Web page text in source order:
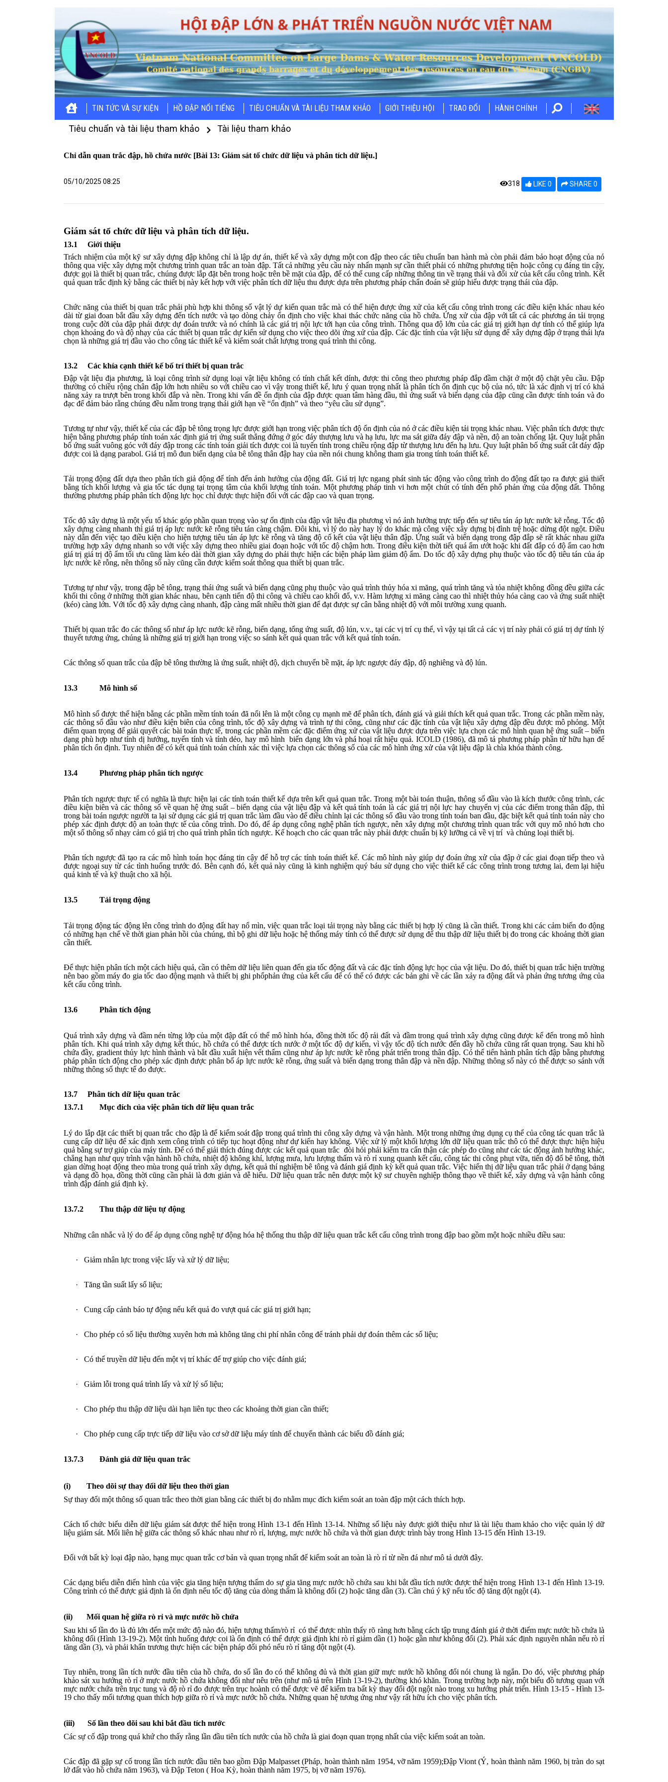
TIN TỨC VÀ SỰ KIỆN HỒ ĐẬP NỔI TIẾNG TIÊU CHUẨN VÀ TÀI LIỆU THAM KHẢO GIỚI THIỆU HỘI TRAO ĐỔI HÀNH CHÍNH
Tiêu chuẩn và tài liệu tham khảo Tài liệu tham khảo
Chỉ dẫn quan trắc đập, hồ chứa nước [Bài 13: Giám sát tổ chức dữ liệu và phân tích dữ liệu.]
05/10/2025 08:25 318 LIKE 0 SHARE 0
Giám sát tổ chức dữ liệu và phân tích dữ liệu.
13.1
Giới thiệu
Trách nhiệm của một kỹ sư xây dựng đập không chỉ là lập dự án, thiết kế và xây dựng một con đập theo các tiêu chuẩn ban hành mà còn phải đảm bảo hoạt động của nó
thông qua việc xây dựng một chương trình quan trắc an toàn đập. Tất cả những yêu cầu này nhấn mạnh sự cần thiết phải có những phương tiện hoặc công cụ đáng tin cậy,
được gọi là thiết bị quan trắc, chúng được lắp đặt bên trong hoặc trên bề mặt của đập, để có thể cung cấp những thông tin về trạng thái và đối xử của kết cấu công trình. Kết
quả quan trắc định kỳ bằng các thiết bị này kết hợp với việc phân tích dữ liệu thu được dựa trên phương pháp chẩn đoán sẽ giúp hiểu được trạng thái của đập.
Chức năng của thiết bị quan trắc phải phù hợp khi thông số vật lý dự kiến quan trắc mà có thể hiện được ứng xử của kết cấu công trình trong các điều kiện khác nhau kéo
dài từ giai đoan bắt đầu xây dựng đến tích nước và tạo dòng chảy ổn định cho việc khai thác chức năng của hồ chứa. Ứng xử của đập với tất cả các phương án tải trọng
trong cuộc đời của đập phải được dự đoán trước và nó chính là các giá trị nội lực tới hạn của công trình. Thông qua độ lớn của các giá trị giới hạn dự tính có thể giúp lựa
chọn khoảng đo và độ nhạy của các thiết bị quan trắc dự kiến sử dụng cho việc theo dõi ứng xử của đập. Các đặc tính của vật liệu sử dụng để xây dựng đập ở trạng thái lựa
chọn là những giá trị đầu vào cho công tác thiết kế và kiểm soát chất lượng trong quá trình thi công.
13.2
Các khía cạnh thiết kế bố trí thiết bị quan trắc
Đập vật liệu địa phương, là loại công trình sử dụng loại vật liệu không có tính chất kết dính, được thi công theo phương pháp đắp đầm chặt ở một độ chặt yêu cầu. Đập
thường có chiều rộng chân đập lớn hơn nhiều so với chiều cao vì vậy trong thiết kế, lưu ý quan trọng nhất là phân tích ổn định cục bộ của nó, tức là xác định vị trí có khả
năng xảy ra trượt bên trong khối đắp và nền. Trong khi vấn đề ổn định của đập được quan tâm hàng đầu, thì ứng suất và biến dạng của đập cũng cần được tính toán và đo
đạc để đảm bảo rằng chúng đều nằm trong trạng thái giới hạn về “ổn định” và theo “yêu cầu sử dụng”.
Tương tự như vậy, thiết kế của các đập bê tông trọng lực được giới hạn trong việc phân tích độ ổn định của nó ở các điều kiện tải trọng khác nhau. Việc phân tích được thực
hiện bằng phương pháp tính toán xác định giá trị ứng suất thẳng đứng ở góc đáy thượng lưu và hạ lưu, lực ma sát giữa đáy đập và nền, độ an toàn chống lật. Quy luật phân
bố ứng suất vuông góc với đáy đập trong các tính toán giải tích được coi là tuyến tính trong chiều rộng đập từ thượng lưu đến hạ lưu. Quy luật phân bố ứng suất cắt đáy đập
được coi là dạng parabol. Giá trị mô đun biến dạng của bê tông thân đập hay của nền nói chung không tham gia trong tính toán thiết kế.
Tải trọng động đất dựa theo phân tích giả động để tính đến ảnh hưởng của động đất. Giá trị lực ngang phát sinh tác động vào công trình do động đất tạo ra được giả thiết
bằng tích khối lượng và gia tốc tác dụng tại trọng tâm của khối lượng tính toán. Một phương pháp tinh vi hơn một chút có tính đến phổ phản ứng của động đất. Thông
thường phương pháp phân tích động lực học chỉ được thực hiện đối với các đập cao và quan trọng.
Tốc độ xây dựng là một yếu tố khác góp phần quan trọng vào sự ổn định của đập vật liệu địa phương vì nó ảnh hưởng trực tiếp đến sự tiêu tán áp lực nước kẽ rỗng. Tốc độ
xây dựng càng nhanh thì giá trị áp lực nước kẽ rỗng tiêu tán càng chậm. Đôi khi, vì lý do này hay lý do khác mà công việc xây dựng bị đình trệ hoặc dừng đột ngột. Điều
này dẫn đến việc tạo điều kiện cho hiện tượng tiêu tán áp lực kẽ rỗng và tăng độ cố kết của vật liệu thân đập. Ứng suất và biến dạng trong đập đắp sẽ rất khác nhau giữa
trường hợpxây dựng nhanh so với việc xây dựng theo nhiều giai đoạn hoặc với tốc độ chậm hơn. Trong điều kiện thời tiết quá ẩm ướt hoặc khi đất đắp có độ ẩm cao hơn
giá trị giá trị độ ẩm tối ưu cũng làm kéo dài thời gian xây dựng do phải thực hiện các biện pháp làm giảm độ ẩm. Do tốc độ xây dựng phụ thuộc vào tốc độ tiêu tán của áp
lực nước kẽ rỗng, nên thông số này cũng cần được kiểm soát thông qua thiết bị quan trắc.
Tương tự như vậy, trong đập bê tông, trạng thái ứng suất và biến dạng cũng phụ thuộc vào quả trình thủy hóa xi măng, quá trình tăng và tỏa nhiệt không đồng đều giữa các
khối thi công ở những thời gian khác nhau, bên cạnh tiến độ thi công và chiều cao khối đổ, v.v. Hàm lượng xi măng càng cao thì nhiệt thủy hóa càng cao và ứng suất nhiệt
(kéo) càng lớn. Với tốc độ xây dựng càng nhanh, đập càng mất nhiều thời gian để đạt được sự cân bằng nhiệt độ với môi trường xung quanh.
Thiết bị quan trắc đo các thông số như áp lực nước kẽ rỗng, biến dạng, tổng ứng suất, độ lún, v.v., tại các vị trí cụ thể, vì vậy tại tất cả các vị trí này phải có giá trị dự tính lý
thuyết tương ứng, chúng là những giá trị giới hạn trong việc so sánh kết quả quan trắc với kết quả tính toán.
Các thông số quan trắc của đập bê tông thường là ứng suất, nhiệt độ, dịch chuyển bề mặt, áp lực ngược đáy đập, độ nghiêng và độ lún.
13.3 Mô hình số
Mô hình số được thể hiện bằng các phần mềm tính toán đã nổi lên là một công cụ mạnh mẽ để phân tích, đánh giá và giải thích kết quả quan trắc. Trong các phần mềm này,
các thông số đầu vào như điều kiện biên của công trình, tốc độ xây dựng và trình tự thi công, cũng như các đặc tính của vật liệu xây dựng đập đều được mô phỏng. Một
điểm quan trọng để giải quyết các bài toán thực tế, trong các phần mềm các đặc điểm ứng xử của vật liệu được dựa trên việc lựa chọn các mô hình quan hệ ứng suất – biến
dạng phù hợp như tính dị hướng, tuyến tính và tính dẻo, hay mô hình
biến dạng lớn và phá hoại rất hiệu quả. ICOLD (1986), đã mô tả phương pháp phần tử hữu hạn để
phân tích ổn định. Tuy nhiên để có kết quả tính toán chính xác thì việc lựa chọn các thông số của các mô hình ứng xử của vật liệu đập là chìa khóa thành công.
13.4 Phương pháp phân tích ngược
Phân tích ngược thực tế có nghĩa là thực hiện lại các tính toán thiết kế dựa trên kết quả quan trắc. Trong một bài toán thuận, thông số đầu vào là kích thước công trình, các
điều kiện biên và các thông số về quan hệ ứng suất – biến dạng của vật liệu đập và kết quả tính toán là các giá trị nội lực hay chuyển vị của các điểm trong thân đập, thì
trong bài toán ngược người ta lại sử dụng các giá trị quan trắc làm đầu vào để điều chỉnh lại các thông số đầu vào trong tính toán ban đầu, đặc biệt kết quả tính toán này cho
phép xác định được độ an toàn thực tế của công trình. Do đó, để áp dụng công nghệ phân tích ngược, nên xây dựng một chương trình quan trắc với quy mô nhỏ hơn cho
một số thông số nhạy cảm có giá trị cho quá trình phân tích ngược. Kế hoạch cho các quan trắc này phải được chuẩn bị kỹ lưỡng cả về vị trí và chủng loại thiết bị.
Phân tích ngược đã tạo ra các mô hình toán học đáng tin cậy để hỗ trợ các tính toán thiết kế. Các mô hình này giúp dự đoán ứng xử của đập ở các giai đoạn tiếp theo và
được ngoại suy từ các tình huống trước đó. Bên cạnh đó, kết quả này cũng là kinh nghiệm quý báu sử dụng cho việc thiết kế các công trình trong tương lai, đem lại hiệu
quả kinh tế và kỹ thuật cho xã hội.
13.5 Tải trọng động
Tải trọng động tác động lên công trình do động đất hay nổ mìn, việc quan trắc loại tải trọng này bằng các thiết bị hợp lý cũng là cần thiết. Trongkhi các cảm biến đo động
có những hạn chế về thời gian phản hồi của chúng, thì bộ ghi dữ liệu hoặc hệ thống máy tính có thể được sử dụng để thu thập dữ liệu thiết bị đo trong các khoảng thời gian
cần thiết.
Để thực hiện phân tích một cách hiệu quả, cần có thêm dữ liệu liên quan đến gia tốc động đất và các đặc tính động lực học của vật liệu. Do đó, thiết bị quan trắc hiện trường
nên bao gồm máy đo gia tốc dao động mạnh và thiết bị ghi phổphản ứng của kết cấu để có thể có được các bản ghi về các lần xảy ra động đất và phản ứng tương ứng của
kết cấu công trình.
13.6 Phân tích động
Quá trình xây dựng và đầm nén từng lớp của một đập đất có thể mô hình hóa, đồng thời tốc độ rải đất và đầm trong quá trình xây dựng cũng được kể đến trong mô hình
phân tích. Khi quá trình xây dựng kết thúc, hồ chứa có thể được tích nước ở một tốc độ dự kiến, vìvậy tốc độ tích nước đến đầy hồ chứa cũng rất quan trọng. Sau khi hồ
chứa đầy, gradient thủy lực hình thành và bắt đầu xuất hiện vết thấm cũng như áp lực nước kẽ rỗng phát triển trong thân đập. Có thể tiến hành phân tích đập bằng phương
pháp phân tích động cho phép xác định được phân bố áp lực nước kẽ rỗng, ứng suất và biến dạng trong thân đập và nền đập. Những thông số này có thể được so sánh với
những thông số thực tế đo được.
13.7
Phân tích dữ liệu quan trắc
13.7.1
Mục đích của việc phân tích dữ liệu quan trắc
Lý do lắp đặt các thiết bị quan trắc cho đập là để kiểm soát đập trong quá trình thi công xây dựng và vận hành. Một trong những ứng dụng cụ thể của công tác quan trắc là
cung cấp dữ liệu để xác định xem công trình có tiếp tục hoạt động như dự kiến ​​hay không. Việc xử lý một khối lượng lớn dữ liệu quan trắc thô có thể được thực hiện hiệu
quả bằng sự trợ giúp của máy tính. Để có thể giải thích đúng được các kết quả quan trắc đòi hỏi phải kiểm tra cẩn thận các phép đo cũng như các tác động ảnh hưởng khác,
chẳng hạn như quy trình vận hành hồ chứa, nhiệt độ không khí, lượng mưa, lưu lượng thấm và rò rỉ xung quanh kết cấu, công tác thi công phụt vữa, tiến độ đổ bê tông, thời
gian dừng hoạt động theo mùa trong quá trình xây dựng, kết quả thí nghiệm bê tông và đánh giá định kỳ kết quả quan trắc. Việc hiển thị dữ liệu quan trắc phải ở dạng bảng
và dạng đồ họa, đồng thời cũng cần phải là đơn giản và dễ hiểu. Dữ liệu quan trắc nên được một kỹ sư chuyên nghiệp thông thạo về thiết kế, xây dựng và vận hành công
trình đập đánh giá định kỳ.
13.7.2 Thu thập dữ liệu tự động
Những cân nhắc và lý do để áp dụng công nghệ tự động hóa hệ thống thu thập dữ liệu quan trắc kết cấu công trình trong đập bao gồm một hoặc nhiều điều sau:
· Giảm nhân lực trong việc lấy và xử lý dữ liệu;
· Tăng tần suất lấy số liệu;
· Cung cấp cảnh báo tự động nếu kết quả đo vượt quá các giá trị giới hạn;
· Cho phép có số liệu thường xuyên hơn mà không tăng chi phí nhân công để tránh phải dự đoán thêm các số liệu;
· Có thể truyền dữ liệu đến một vị trí khác để trợ giúp cho việc đánh giá;
· Giảm lỗi trong quá trình lấy và xử lý số liệu;
· Cho phép thu thập dữ liệu dài hạn liên tục theo các khoảng thời gian cần thiết;
· Cho phép cung cấp trực tiếp dữ liệu vào cơ sở dữ liệu máy tính để chuyển thành các biểu đồ đánh giá;
13.7.3 Đánh giá dữ liệu quan trắc
(i)
Theo dõi sự thay đổi dữ liệu theo thời gian
Sự thay đổi một thông số quan trắc theo thời gian bằng các thiết bị đo nhằm mục đích kiểm soát an toàn đập một cách thích hợp.
Cách tổ chức biểu diễn dữ liệu giám sát được thể hiện trong Hình 13-1 đến Hình 13-14. Những số liệu này được giới thiệu như là tài liệu tham khảo cho việc quản lý dữ
liệu giám sát. Mối liên hệ giữa các thông số khác nhau như rò rỉ, lượng, mực nước hồ chứa và thời gian được trình bày trong Hình 13-15 đến Hình 13-19.
Đối với bất kỳ loại đập nào, hạng mục quan trắc cơ bản và quan trọng nhất để kiểm soát an toàn là rò rỉ từ nền đá như mô tả dưới đây.
Các dạng biểu diễn điển hình của việc gia tăng hiện tượng thấm do sự gia tăng mực nước hồ chứa sau khi bắt đầu tích nước được thể hiện trong Hình 13-1 đến Hình 13-19.
Công trình có thể được giả định là ổn định nếu tốc độ tăng của dòng thấm là không đổi (2) hoặc tăng dần (3). Cần chú ý kỹ nếu tốc độ tăng đột ngột (4).
(ii)
Mối quan hệ giữa rò rỉ và mực nước hồ chứa
Sau khi số lần đo là đủ lớn đến một mức độ nào đó, hiện tượng thấm/rò rỉ có thể được nhìn thấy rõ ràng hơn bằng cách tập trung đánh giá ở thời điểm mực nước hồ chứa là
không đổi (Hình 13-19-2). Một tình huống được coi là ổn định có thể được giả định khi rò rỉ giảm dần (1) hoặc gần như không đổi (2). Phải xác định nguyên nhân nếu rò rỉ
tăng dần (3), và phải khẩn trương thực hiện các biện pháp đối phó nếu rò rỉ tăng đột ngột (4).
Tuy nhiên, trong lần tích nước đầu tiên của hồ chứa, do số lần đo có thể không đủ và thời gian giữ mực nước hồ không đổi nói chung là ngắn. Do đó, việc phương pháp
khảo sát xu hướng rò rỉ ở mực nước hồ chứa không đổi như nêu trên (như mô tả trên Hình 13-19-2), thường khó khăn. Trong trường hợp này, một biểu đồ tương quan với
mực nước chứa trên trục tung và độ rò rỉ đo được trên trục hoành có thể được vẽ để kiểm tra bất kỳ thay đổi đột ngột nào trong xu hướng phát triển. Hình 13-15 - Hình 13-
19 cho thấy mối tương quan thích hợp giữa rò rỉ và mực nước hồ chứa. Những quan hệ tương ứng như vậy rất hữu ích cho việc phân tích.
(iii)
Số lần theo dõi sau khi bắt đầu tích nước
Các sự cố đập trong quá khứ cho thấy rằng lần đầu tiên tích nước của hồ chứa là giai đoạn quan trọng nhất của việc kiểm soát an toàn.
Các đập đã gặp sự cốtrong lần tích nước đầu tiên bao gồm Đập Malpasset (Pháp, hoàn thành năm 1954, vỡ năm 1959);Đập Viont (Ý, hoàn thành năm 1960, bị tràn do sạt
lở đất vào hồ chứa năm 1963), và Đập Teton ( Hoa Kỳ, hoàn thành năm 1975, bị vỡ năm 1976).